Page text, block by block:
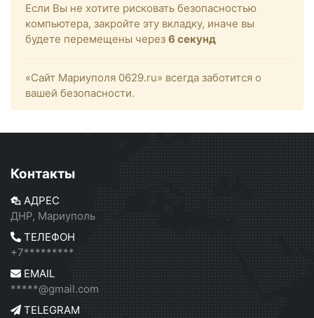
Если Вы не хотите рисковать безопасностью
компьютера, закройте эту вкладку, иначе вы
будете перемещены через 6 секунд
«Сайт Мариуполя 0629.ru» всегда заботится о
вашей безопасности.
Контакты
АДРЕС
ДНР, Мариуполь
ТЕЛЕФОН
+7*********
EMAIL
*****@gmail.com
TELEGRAM